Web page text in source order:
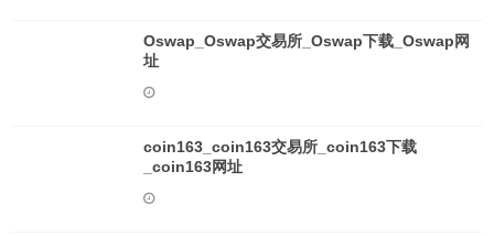
Oswap_Oswap交易所_Oswap下载_Oswap网
址
coin163_coin163交易所_coin163下载
_coin163网址